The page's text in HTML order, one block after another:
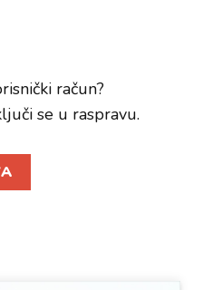
račun?
se u raspravu.